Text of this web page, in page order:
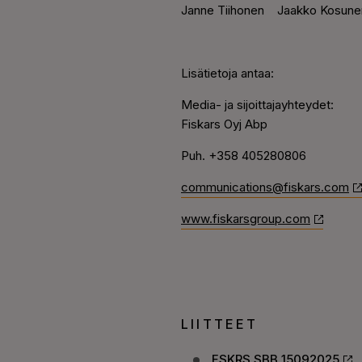
Janne Tiihonen Jaakko
Lisätietoja antaa:
Media- ja sijoittajayhteydet:
Fiskars Oyj Abp
Puh. +358 405280806
communications@fiskars.com
www.fiskarsgroup.com
LIITTEET
FSKRS SBB 15092025